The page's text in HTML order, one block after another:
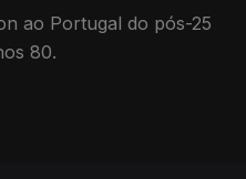
ao Portugal do pós-25
80.